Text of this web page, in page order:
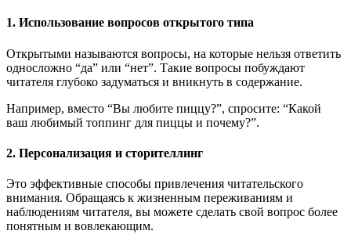
1. Использование вопросов открытого типа
Открытыми называются вопросы, на которые нельзя ответить
односложно “да” или “нет”. Такие вопросы побуждают
читателя глубоко задуматься и вникнуть в содержание.
Например, вместо “Вы любите пиццу?”, спросите: “Какой
ваш любимый топпинг для пиццы и почему?”.
2. Персонализация и сторителлинг
Это эффективные способы привлечения читательского
внимания. Обращаясь к жизненным переживаниям и
наблюдениям читателя, вы можете сделать свой вопрос более
понятным и вовлекающим.